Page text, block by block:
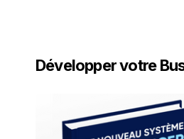
Développer votre